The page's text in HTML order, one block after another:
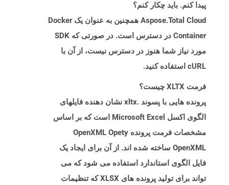
پیدا کنم. باید چکار کنم؟
Aspose.Total Cloud همچنین به عنوان یک Docker
Container در دسترس است. در صورتی که SDK
مورد نیاز شما هنوز در دسترس نیست، از آن با
cURL استفاده کنید.
فرمت XLTX چیست؟
پرونده هایی با پسوند .xltx نشان دهنده فایلهای
الگوی اکسل Microsoft Excel است که بر اساس
مشخصات فرمت پرونده OpenXML Opety
OpenXML ساخته شده اند. از آن برای ایجاد یک
فایل الگوی استاندارد استفاده می شود که می
تواند برای تولید پرونده های XLSX که تنظیمات